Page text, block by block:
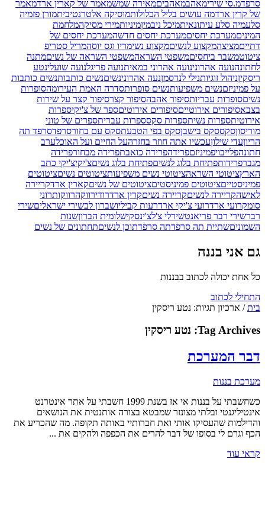
סרפדמ.סי שירימאהבמאהביםמאירה שמשמאמר של קארין ארדמאמר
של קרין ארדמה עושים בליל הכלולותמוסיקה אלטרנטיביתמורן פזמיה
סלעמיה סלע עיתונאיתמיכל ניבמיןמיניותמירי מסיקהמלחמת
המיניםמערכת יחסיםמערכת יחסים חדשהמערכת יחסים של
דתייםמציצהמקצוע לנשיםמקצוע נשימריו וגס יוסהמריל סטריפ
ציטוטמשבר ביחסיםמשפטי השראהמשפטי השראה של נשיםמתנה
לחתונהנועה אהרונינועה אהרוני במאיתנועה פריגלנועה שועלינטע
ריסקיןניהול זוגיותנילי לנדסמןנעה אהרונינשיםנשים כותבותנשים כותבות
על פמיניזםנשים משפיעותנשים סופרותסדרה האמת העירומהסופרות
נשיםסופרות עבריותסיפור אהבהסיפור קצרסיפור קצר על שירות
בצבאסיפורים אירוטייםסיפורים אירוטיםספר של צ'יקיספרות
אירוטיתספרות נשיתספרות סקסספרות עבריתספרים של טוני
מוריסוןסקססקס בישבןסקס בפי הטבעתסקס עם בחורסרפדסרפד תה
הריוןעדי שילוןעכשיו אתה חוזר בחזרהעל החיים ועל האוכלערב
חתונהפלייבויפמיניזםפרידהפרידה כואבתפרידה מבחורפרידה
מגברפרידותפתיחת בלוג לנשיםפתיחת בלוג נשיםצ'יקיצ'יקי כתב
הארץציטוטי השראהציטוטי נשים משפיעותציטוטים נשיםציטוטים
פמיניסטייםציטוטים פמיניסטיםציטוטים של נשיםקארין ארדקריירה
לאישהקריירה לנשיםקריירה נשיםקרין ארדרודירווקהרווקותרוני
סומקרועי ארדרועי צ'יקי ארדרעות קביליושברון לבשירי ישראליםשירי
רברשירי רבר פריאנטשירלי צ'לצ'ינסקישלומית הברוןשנות
השמוניםשתיית תה סרפדתה סרפדתוכן לנשיםתחתונים של נשים
גם אני בננה
כל אחת יכולה לכתוב בבננות
התחילי לכתוב
בית/ ארכיון תגיות: נטע ריסקין
Tag Archives: נטע ריסקין
דבר המערכת
מערכת בננות
כשחשבתי על בננות אי אז בשנת 1999 חשבתי על אתר אינטרנט
אינטיליגנטי ובלתי מצונזר שמבטא בצורה אותנטית את הנושאים
והדילמות שהעסיקו אותי ואת חברותיי באותה תקופה. מה שהכריע את
הכף וגרם לי בסופו של דבר להרים את הכפפה ולהקים את ...
קראי עוד